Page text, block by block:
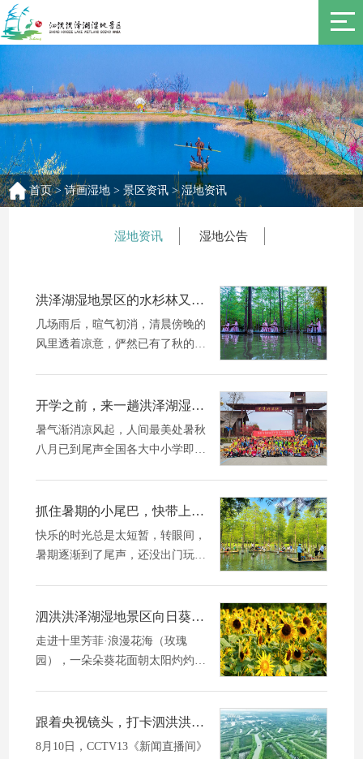
首页>诗画湿地 >景区资讯 >湿地资讯
湿地资讯 湿地公告
洪泽湖湿地景区的水杉林又双叒叕要刷爆朋友圈啦！宿迁这个最美赏秋地，收藏好！
几场雨后，暄气初消，清晨傍晚的
风里透着凉意，俨然已有了秋的味
撩动着杉林偷偷酝酿着独属它的绚
丽，明明暗...
开学之前，来一趟洪泽湖湿地是孩子的必修课
暑气渐消凉风起，人间最美处暑秋
八月已到尾声全国各大中小学即将
子们在研学中探索世界长见识、增
才干、强能...
抓住暑期的小尾巴，快带上孩子到泗洪洪泽湖湿地景区来一场亲子游吧！
快乐的时光总是太短暂，转眼间，
暑期逐渐到了尾声，还没出门玩耍
结伴出游，亲近自然，享受假期时
光。游船芦...
泗洪洪泽湖湿地景区向日葵花海绽放，邂逅初秋的第一份浪漫！
走进十里芳菲·浪漫花海（玫瑰
园），一朵朵葵花面朝太阳灼灼绽
媚了整个初秋！徜徉在盛放的花海
中，呼吸间都...
跟着央视镜头，打卡泗洪洪泽湖湿地景区，感受自然美景的魅力
8月10日，CCTV13《新闻直播间》